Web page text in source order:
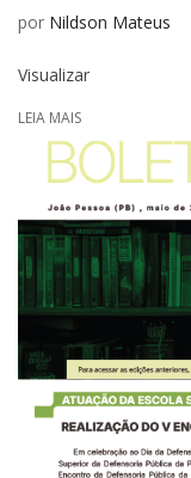
por Nildson Mateus
Visualizar
LEIA MAIS